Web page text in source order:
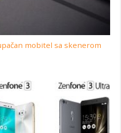
mobitel sa skenerom